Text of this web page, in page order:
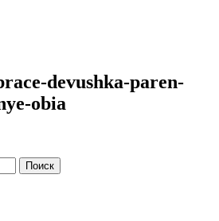
devushka-paren-
obia